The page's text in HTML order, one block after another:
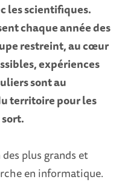
les scientifiques.
chaque année des
restreint, au cœur
expériences
sont au
territoire pour les
plus grands et
en informatique.